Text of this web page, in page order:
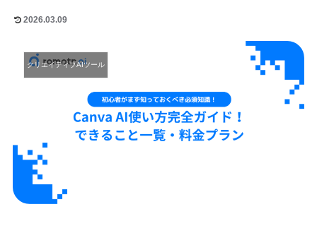
2026.03.09
クリエイティブAIツール